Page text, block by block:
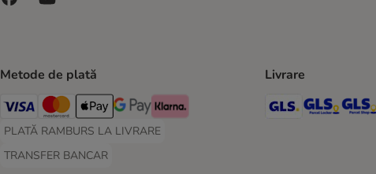
Metode de plată
Visa Payment Method
Master Card Payment Method
Apple Pay Payment Method
Google Pay Payment Method
Klarna Payment Method
PLATĂ RAMBURS LA LIVRARE
PLATĂ RAMBURS LA LIVRARE Payment Method
TRANSFER BANCAR
TRANSFER BANCAR Payment Method
Livrare
GLS Shipping
GLS